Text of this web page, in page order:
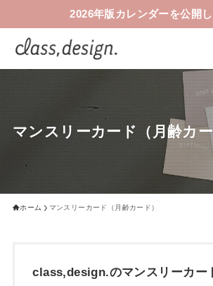
2026年版カレンダーを公開
マンスリーカード（月齢カ
ホーム マンスリーカード（月齢カード）
class,design.のマンスリーカー